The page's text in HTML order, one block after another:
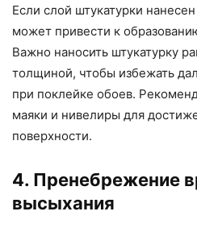
Если слой штукатурки
может привести к
Важно наносить штукатурку
толщиной, чтобы избежать
при поклейке обоев.
маяки и нивелиры для
поверхности.
4. Пренебрежение
высыхания